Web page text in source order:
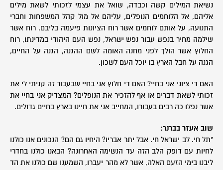
נשיאת המילים קשה וכבדה, שואל את עצמי לזכותי לשאת מילים
אליהם, אל הלוחמים הנופלים, עליהם אל מול קהל המשפחות וחברי
התנועה, על אותם לוחמים אשר רוח הציונות פיעמה בליבם, רוח אשר
שילמה מחיר בנפש עבור נפש ישראל, נפש העם היהודי במדינתו, רוח
החלוץ אשר הולך לפני מחנה האומה לשם ההגנה, הגנה על החיים,
הגנה על חבל הארץ בו יוכל העם לשכון.
האם די ציוני אני בחיי? האם די חלוץ אני בחיי שבעבור זה קניתי לי את
זכותי לשאת דברים או אף להזכיר את הנופלים? המצדיק אני בחיי את
אשר נפלו כה רבים בעבורו, המחייב אני את חיינו בארץ בחיים גדולים.
שוב אעזר בברנר:
"תל חי. לב ישראל חי. אבל יתר אבריו? היחיו גם הם? הנכונים אנו כולנו
לחיות עם דופק הלב הזה עד הנשימה האחרונה? הבאנו כולנו בחדרי
ליבנו בימי הזעם האלה, אשר לא מהר יעברו, השמענו שם כולנו את הד